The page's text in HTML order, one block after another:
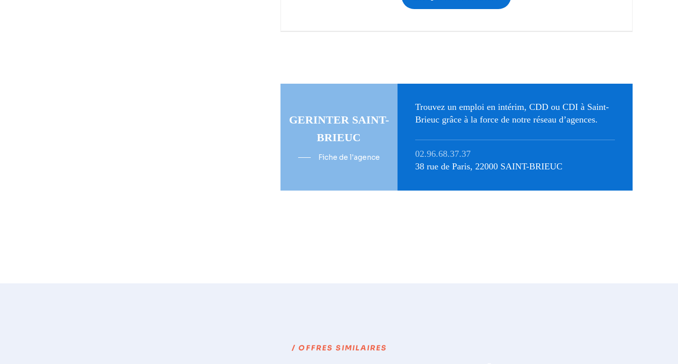
GERINTER SAINT-
BRIEUC
Fiche de l'agence
Trouvez un emploi en intérim, CDD ou CDI à Saint-
Brieuc grâce à la force de notre réseau d’agences.
02.96.68.37.37
38 rue de Paris, 22000 SAINT-BRIEUC
/ OFFRES SIMILAIRES